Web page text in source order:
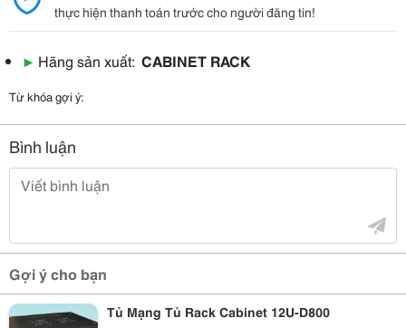
thực hiện thanh toán trước cho người đăng tin!
▶ Hãng sản xuất: CABINET RACK
Từ khóa gợi ý:
Bình luận
Gợi ý cho bạn
Tủ Mạng Tủ Rack Cabinet 12U-D800